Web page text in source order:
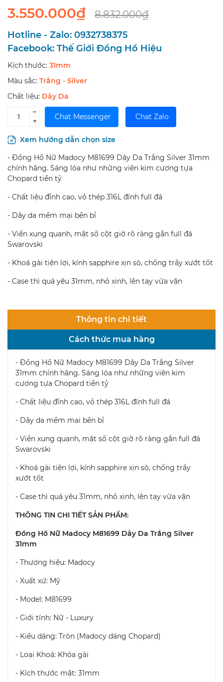
3.550.000₫ 8.832.000₫
Hotline - Zalo: 0932738375
Facebook: Thế Giới Đồng Hồ Hiệu
Kích thước: 31mm
Màu sắc: Trắng - Silver
Chất liệu: Dây Da
–
+
Chat Messenger Chat Zalo
Xem hướng dẫn chọn size
- Đồng Hồ Nữ Madocy M81699 Dây Da Trắng Silver 31mm
chính hãng. Sáng lóa như những viên kim cương tựa
Chopard tiền tỷ
- Chất liệu đỉnh cao, vỏ thép 316L đính full đá
- Dây da mềm mại bền bỉ
- Viền xung quanh, mặt số cột giờ rõ ràng gắn full đá
Swarovski
- Khoá gài tiện lợi, kính sapphire xịn sò, chống trầy xướt tốt
- Case thì quá yêu 31mm, nhỏ xinh, lên tay vừa vặn
Thông tin chi tiết
Cách thức mua hàng
- Đồng Hồ Nữ Madocy M81699 Dây Da Trắng Silver
31mm chính hãng. Sáng lóa như những viên kim
cương tựa Chopard tiền tỷ
- Chất liệu đỉnh cao, vỏ thép 316L đính full đá
- Dây da mềm mại bền bỉ
- Viền xung quanh, mặt số cột giờ rõ ràng gắn full đá
Swarovski
- Khoá gài tiện lợi, kính sapphire xịn sò, chống trầy
xướt tốt
- Case thì quá yêu 31mm, nhỏ xinh, lên tay vừa vặn
THÔNG TIN CHI TIẾT SẢN PHẨM:
Đồng Hồ Nữ Madocy M81699 Dây Da Trắng Silver
31mm
- Thương hiệu: Madocy
- Xuất xứ: Mỹ
- Model: M81699
- Giới tính: Nữ - Luxury
- Kiểu dáng: Tròn (Madocy dáng Chopard)
- Loại Khoá: Khóa gài
- Kích thước mặt: 31mm